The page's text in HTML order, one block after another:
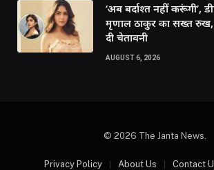
‘अब बर्दाश्त नहीं करूंगी’,
मृणाल ठाकुर का सख्त रुख,
दी चेतावनी
AUGUST 6, 2026
© 2026 The Janta News.
Privacy Policy About Us Contact